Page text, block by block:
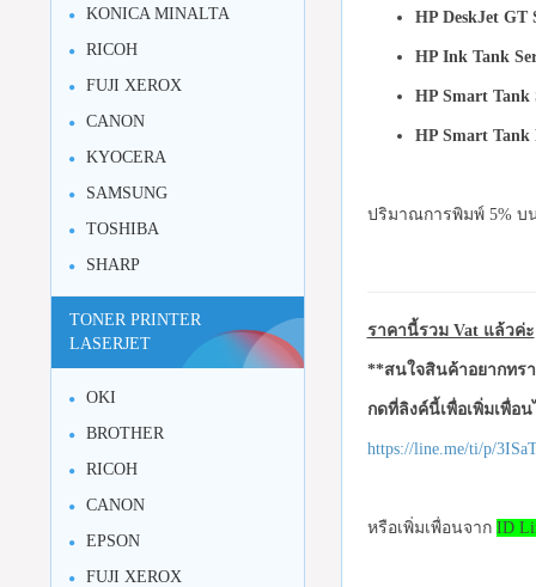
HP DeskJet GT
HP Ink Tank
HP Smart Tank
HP Smart Tank
ปริมาณการพิมพ์ 5% บ
ราคานี้รวม Vat แล้วค่ะ
**สนใจสินค้าอยากทร
กดที่ลิงค์นี้เพื่อเพิ่มเพื่อ
https://line.me/ti/p/
หรือเพิ่มเพื่อนจาก ID
KONICA MINALTA
RICOH
FUJI XEROX
CANON
KYOCERA
SAMSUNG
TOSHIBA
SHARP
TONER PRINTER
LASERJET
OKI
BROTHER
RICOH
CANON
EPSON
FUJI XEROX